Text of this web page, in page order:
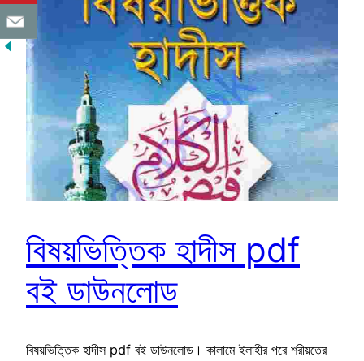
বিষয়ভিত্তিক হাদীস pdf
বই ডাউনলোড
বিষয়ভিত্তিক হাদীস pdf বই ডাউনলোড। কালামে ইলাহীর পরে শরীয়তের